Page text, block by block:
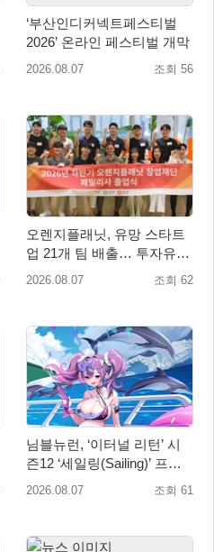
‘부산인디커넥트페스티벌
2026’ 온라인 페스티벌 개막
2026.08.07 조회 56
오렌지플래닛, 유망 스타트
업 21개 팀 배출… 투자유치∙
매출성장 성과 눈길
2026.08.07 조회 62
님블뉴런, ‘이터널 리턴’ 시
즌12 ‘세일링(Sailing)’ 프리
시즌 시작
2026.08.07 조회 61